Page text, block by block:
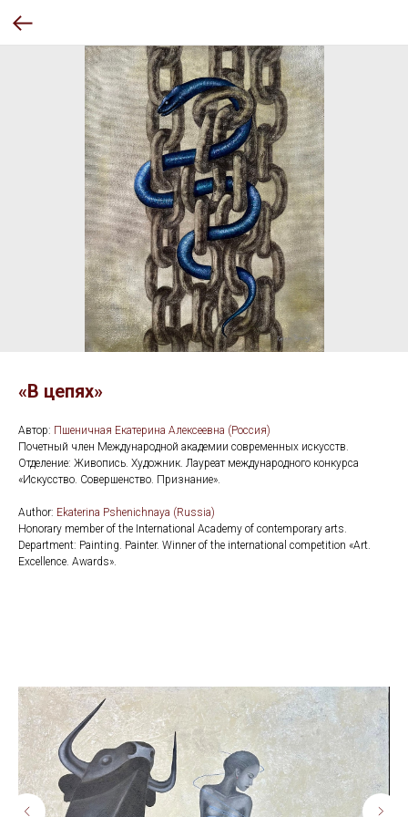
«В цепях»
Автор: Пшеничная Екатерина Алексеевна (Россия)
Почетный член Международной академии современных искусств.
Отделение: Живопись. Художник. Лауреат международного конкурса
«Искусство. Совершенство. Признание».
Аuthor: Ekaterina Pshenichnaya (Russia)
Honorary member of the International Academy of contemporary arts.
Department: Painting. Painter. Winner of the international competition «Art.
Excellence. Awards».